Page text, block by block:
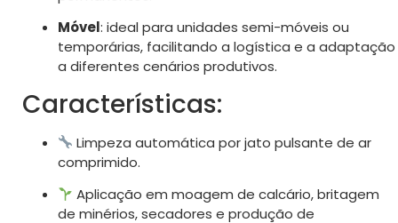
Móvel: ideal para unidades semi-móveis ou
temporárias, facilitando a logística e a adaptação
a diferentes cenários produtivos.
Características:
Limpeza automática por jato pulsante de ar
comprimido.
Aplicação em moagem de calcário, britagem
de minérios, secadores e produção de